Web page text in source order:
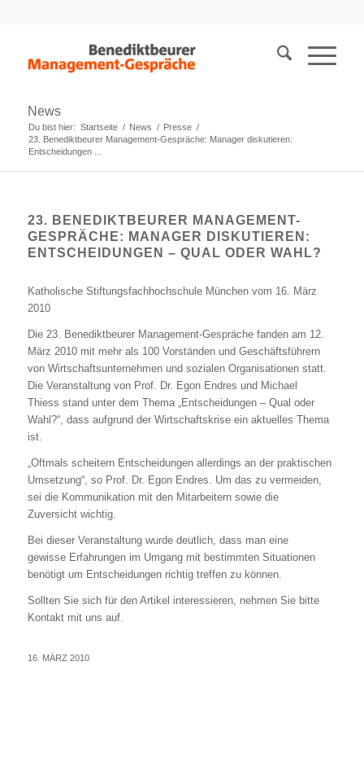
News
Du bist hier: Startseite / News / Presse /
23. Benediktbeurer Management-Gespräche: Manager diskutieren:
Entscheidungen ...
23. BENEDIKTBEURER MANAGEMENT-
GESPRÄCHE: MANAGER DISKUTIEREN:
ENTSCHEIDUNGEN – QUAL ODER WAHL?
Katholische Stiftungsfachhochschule München vom 16. März
2010
Die 23. Benediktbeurer Management-Gespräche fanden am 12.
März 2010 mit mehr als 100 Vorständen und Geschäftsführern
von Wirtschaftsunternehmen und sozialen Organisationen statt.
Die Veranstaltung von Prof. Dr. Egon Endres und Michael
Thiess stand unter dem Thema „Entscheidungen – Qual oder
Wahl?“, dass aufgrund der Wirtschaftskrise ein aktuelles Thema
ist.
„Oftmals scheitern Entscheidungen allerdings an der praktischen
Umsetzung“, so Prof. Dr. Egon Endres. Um das zu vermeiden,
sei die Kommunikation mit den Mitarbeitern sowie die
Zuversicht wichtig.
Bei dieser Veranstaltung wurde deutlich, dass man eine
gewisse Erfahrungen im Umgang mit bestimmten Situationen
benötigt um Entscheidungen richtig treffen zu können.
Sollten Sie sich für den Artikel interessieren, nehmen Sie bitte
Kontakt mit uns auf.
16. MÄRZ 2010